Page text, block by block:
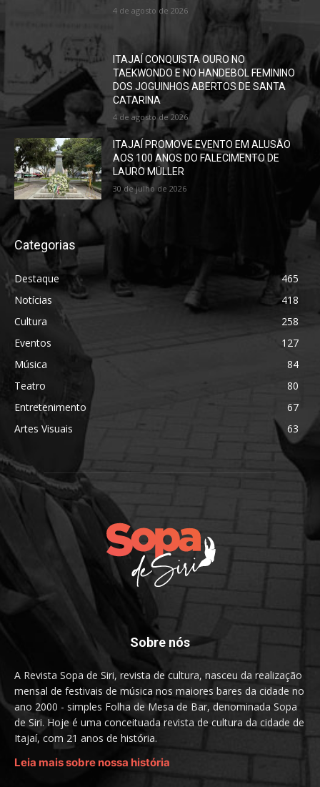
4 de agosto de 2026
ITAJAÍ CONQUISTA OURO NO
TAEKWONDO E NO HANDEBOL FEMININO
DOS JOGUINHOS ABERTOS DE SANTA
CATARINA
4 de agosto de 2026
ITAJAÍ PROMOVE EVENTO EM ALUSÃO
AOS 100 ANOS DO FALECIMENTO DE
LAURO MÜLLER
30 de julho de 2026
Categorias
Destaque
465
Notícias
418
Cultura
258
Eventos
127
Música
84
Teatro
80
Entretenimento
67
Artes Visuais
63
Sobre nós
A Revista Sopa de Siri, revista de cultura, nasceu da realização
mensal de festivais de música nos maiores bares da cidade no
ano 2000 - simples Folha de Mesa de Bar, denominada Sopa
de Siri. Hoje é uma conceituada revista de cultura da cidade de
Itajaí, com 21 anos de história.
Leia mais sobre nossa história